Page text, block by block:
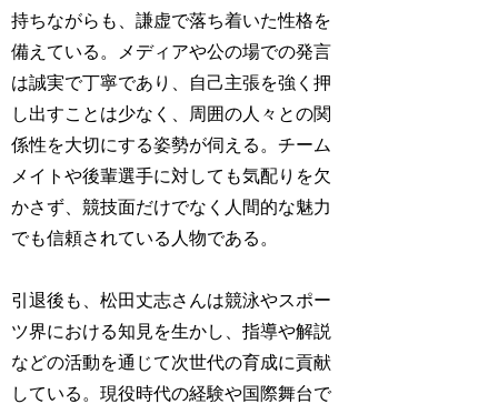
持ちながらも、謙虚で落ち着いた性格を
備えている。メディアや公の場での発言
は誠実で丁寧であり、自己主張を強く押
し出すことは少なく、周囲の人々との関
係性を大切にする姿勢が伺える。チーム
メイトや後輩選手に対しても気配りを欠
かさず、競技面だけでなく人間的な魅力
でも信頼されている人物である。
引退後も、松田丈志さんは競泳やスポー
ツ界における知見を生かし、指導や解説
などの活動を通じて次世代の育成に貢献
している。現役時代の経験や国際舞台で